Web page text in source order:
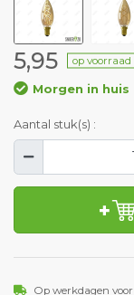
5,95 op voorraad
Morgen in huis
Aantal stuk(s) :
Op werkdagen voor